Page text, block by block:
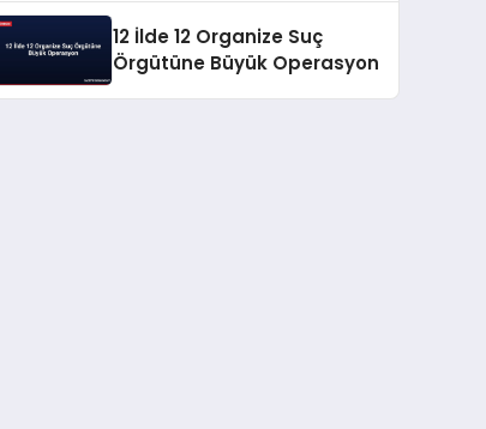
12 İlde 12 Organize Suç
Örgütüne Büyük Operasyon